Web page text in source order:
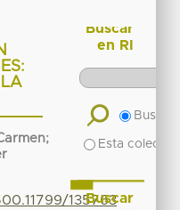
135763
Buscar
en RI
Buscar
Esta
Buscar